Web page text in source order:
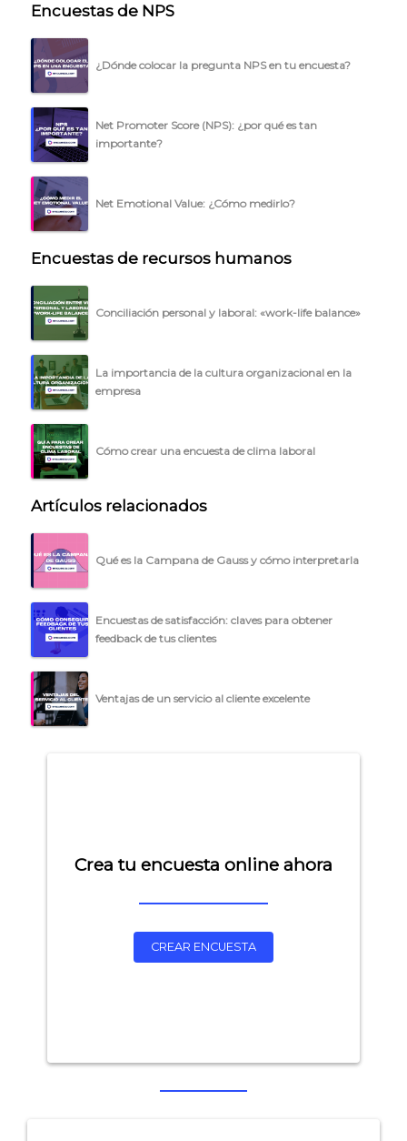
Encuestas de NPS
¿Dónde colocar la pregunta NPS en tu encuesta?
Net Promoter Score (NPS): ¿por qué es tan
importante?
Net Emotional Value: ¿Cómo medirlo?
Encuestas de recursos humanos
Conciliación personal y laboral: «work-life balance»
La importancia de la cultura organizacional en la
empresa
Cómo crear una encuesta de clima laboral
Artículos relacionados
Qué es la Campana de Gauss y cómo interpretarla
Encuestas de satisfacción: claves para obtener
feedback de tus clientes
Ventajas de un servicio al cliente excelente
Crea tu encuesta online ahora
CREAR ENCUESTA